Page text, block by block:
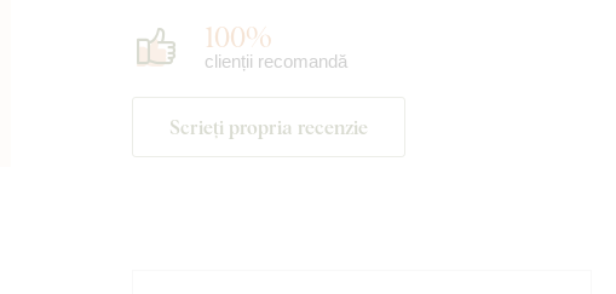
100%
clienții recomandă
Scrieți propria recenzie